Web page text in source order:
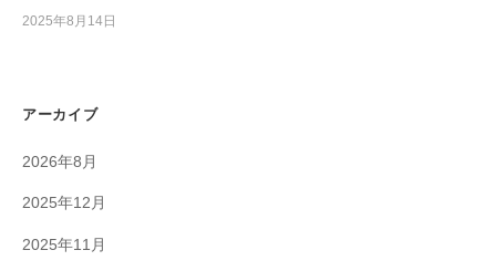
2025年8月14日
アーカイブ
2026年8月
2025年12月
2025年11月